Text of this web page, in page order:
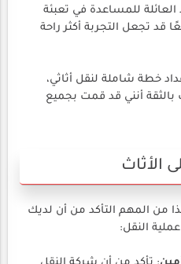
العائلة للمساعدة في تعبئة
قد تجعل التجربة أكثر راحة
خطة شاملة لنقل أثاثي،
بالثقة أنني قد قمت بجميع
الأثاث
من المهم التأكد من أن لديك
النقل: